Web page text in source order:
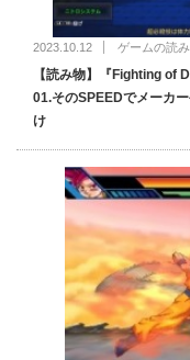
2023.10.12 ゲームの読
【読み物】『Fighting of
01.そのSPEEDでメーカ
け